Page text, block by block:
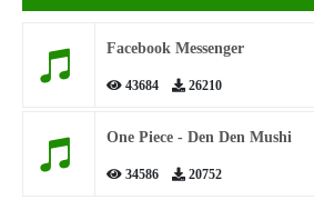
Facebook Messenger
43684 26210
One Piece - Den Den Mushi
34586 20752